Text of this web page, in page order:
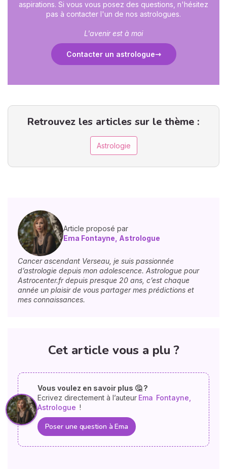
aspirations. Si vous vous posez des questions, n'hésitez
pas à contacter l'un de nos astrologues.
L'avenir est à moi
Contacter un astrologue
Retrouvez les articles sur le thème :
Astrologie
Article proposé par
Ema Fontayne, Astrologue
Cancer ascendant Verseau, je suis passionnée
d’astrologie depuis mon adolescence. Astrologue pour
Astrocenter.fr depuis presque 20 ans, c’est chaque
année un plaisir de vous partager mes prédictions et
mes connaissances.
Cet article vous a plu ?
Vous voulez en savoir plus 🤔 ?
Ecrivez directement à l’auteur Ema Fontayne,
Astrologue !
Poser une question à Ema